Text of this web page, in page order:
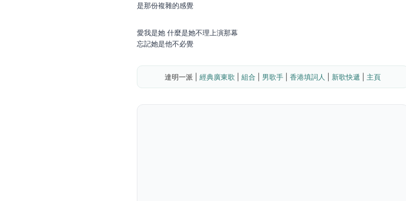
是那份複雜的感覺
愛我是她 什麼是她不理上演那幕
忘記她是他不必覺
達明一派 | 經典廣東歌 組合 男歌手 | 香港填詞人 新歌快遞 主頁